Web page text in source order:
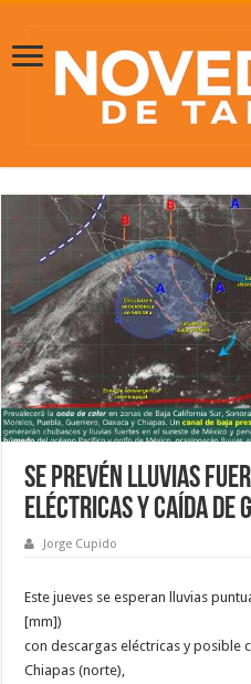
Se prevén lluvias
eléctricas y caída de
Jorge Cupido
Este jueves se esperan lluvias
[mm])
con descargas eléctricas y posible
Chiapas (norte),